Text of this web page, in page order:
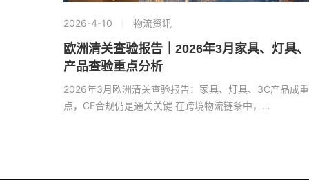
2026-4-10 物流资讯
欧洲清关查验报告｜2026年3月家具、灯具
产品查验重点分析
2026年3月欧洲清关查验报告：家具、灯具、3C产品成重
点，CE合规仍是通关关键 在跨境物流链条中，…